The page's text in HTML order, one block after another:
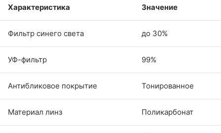
Характеристика Значение
Фильтр синего света до 30%
УФ-фильтр 99%
Антибликовое покрытие Тонированное
Материал линз Поликарбонат